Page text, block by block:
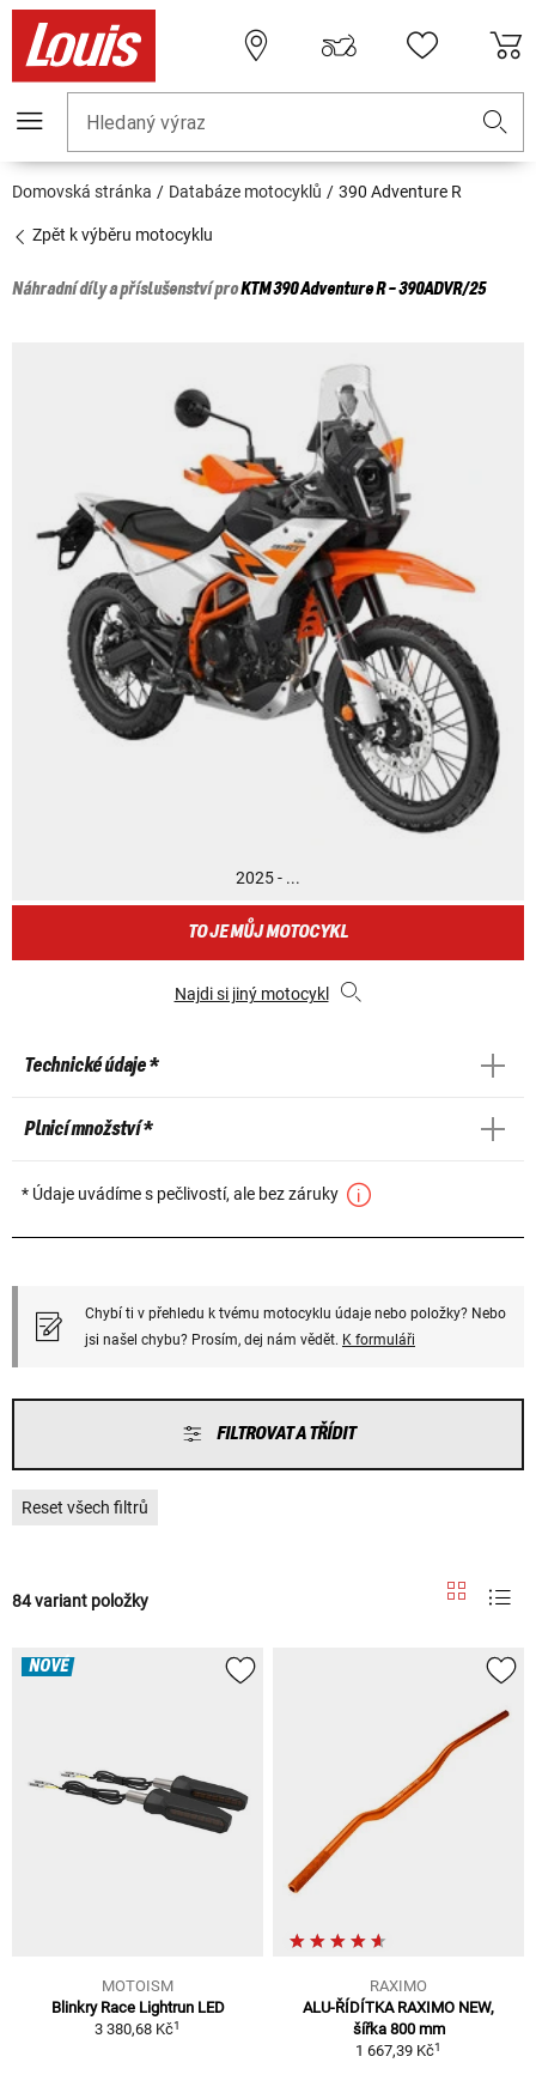
Hledaný výraz
Domovská stránka Databáze motocyklů 390 Adventure R
Zpět k výběru motocyklu
Náhradní díly a příslušenství proKTM390 Adventure R - 390ADVR/25
2025 - ...
TO JE MŮJ MOTOCYKL
Najdi si jiný motocykl
Technické údaje *
Plnicí množství *
* Údaje uvádíme s pečlivostí, ale bez záruky
Chybí ti v přehledu k tvému motocyklu údaje nebo položky? Nebo
jsi našel chybu? Prosím, dej nám vědět. K formuláři
FILTROVAT A TŘÍDIT
Reset všech filtrů
84 variant položky
NOVÉ
MOTOISM
Blinkry Race Lightrun LED
3 380,68 Kč1
RAXIMO
ALU-ŘÍDÍTKA RAXIMO NEW,
šířka 800 mm
1 667,39 Kč1